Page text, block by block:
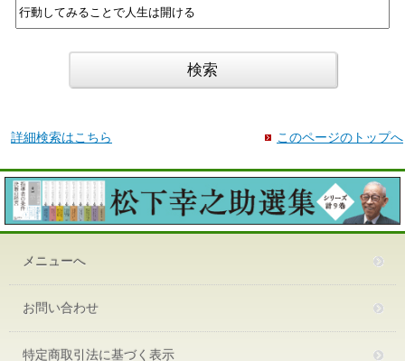
詳細検索はこちら このページのトップへ
メニューへ
お問い合わせ
特定商取引法に基づく表示